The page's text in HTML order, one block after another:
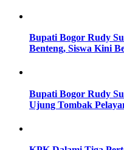
Bupati Bogor Rudy
Benteng, Siswa Kini
Bupati Bogor Rudy
Ujung Tombak